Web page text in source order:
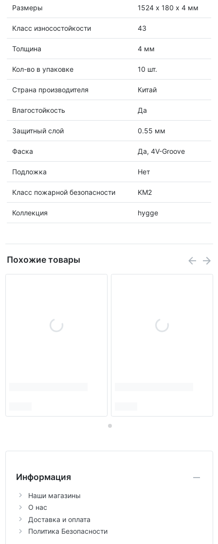
Размеры 1524 х 180 х 4 мм
Класс износостойкости 43
Толщина 4 мм
Кол-во в упаковке 10 шт.
Страна производителя Китай
Влагостойкость Да
Защитный слой 0.55 мм
Фаска Да, 4V-Groove
Подложка Нет
Класс пожарной безопасности KM2
Коллекция hygge
Похожие товары
Информация
Наши магазины
О нас
Доставка и оплата
Политика Безопасности